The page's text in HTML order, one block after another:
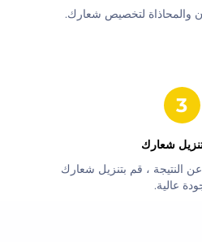
لتخصيص شعارك.‬
، قم بتنزيل شعارك